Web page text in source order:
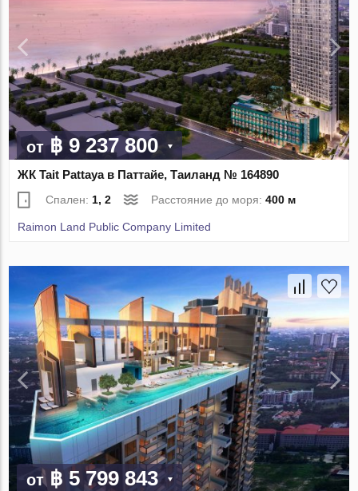
от฿ 9 237 800
ЖК Tait Pattaya в Паттайе, Таиланд № 164890
Спален: 1, 2 Расстояние до моря:400 м
Raimon Land Public Company Limited
от฿ 5 799 843